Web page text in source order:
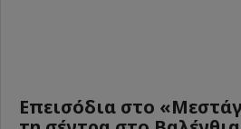
Επεισόδια στο